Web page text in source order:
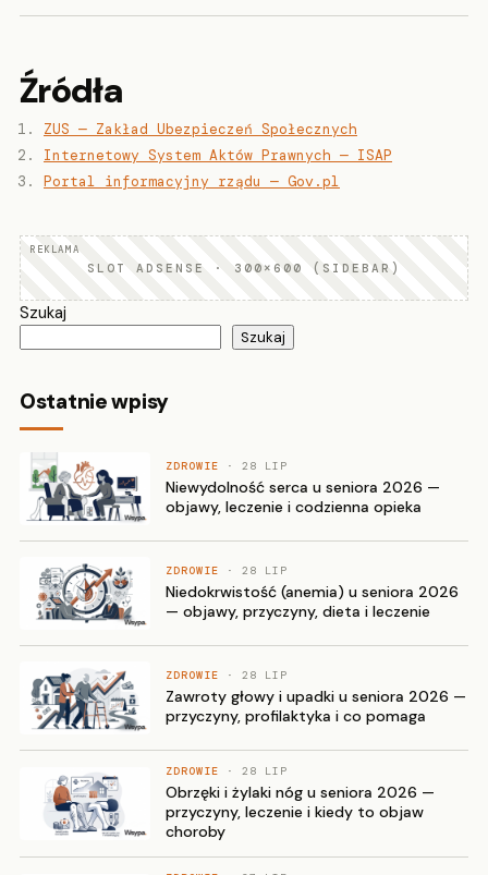
Źródła
ZUS — Zakład Ubezpieczeń Społecznych
Internetowy System Aktów Prawnych — ISAP
Portal informacyjny rządu — Gov.pl
SLOT ADSENSE · 300×600 (SIDEBAR)
Szukaj
Szukaj
Ostatnie wpisy
ZDROWIE · 28 LIP
Niewydolność serca u seniora 2026 —
objawy, leczenie i codzienna opieka
ZDROWIE · 28 LIP
Niedokrwistość (anemia) u seniora 2026
— objawy, przyczyny, dieta i leczenie
ZDROWIE · 28 LIP
Zawroty głowy i upadki u seniora 2026 —
przyczyny, profilaktyka i co pomaga
ZDROWIE · 28 LIP
Obrzęki i żylaki nóg u seniora 2026 —
przyczyny, leczenie i kiedy to objaw
choroby